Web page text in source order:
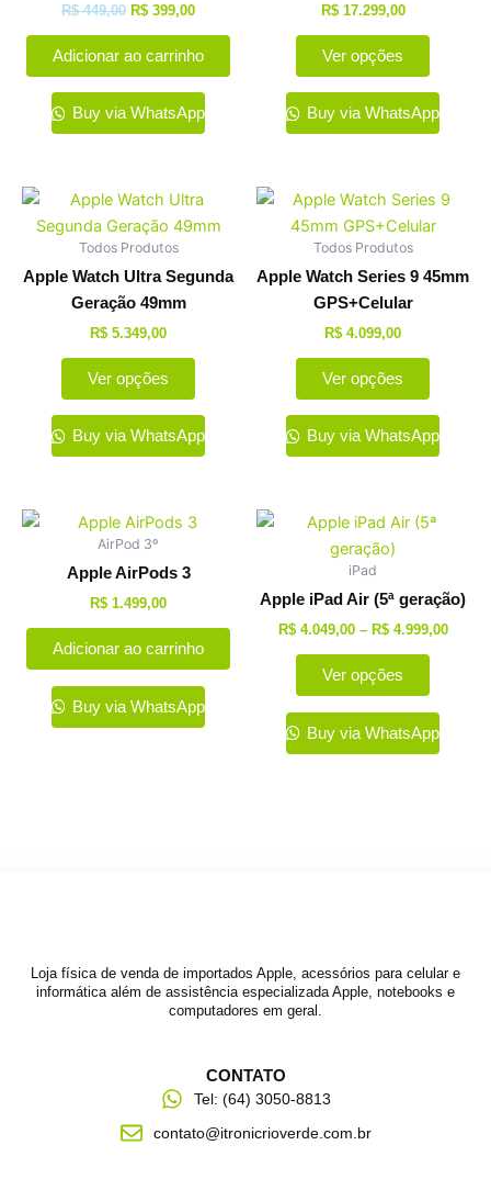
R$449,00 R$ 399,00
Adicionar ao carrinho
Buy via WhatsApp
R$17.299,00
Ver opções
opções
na
do
Buy via WhatsApp
Todos Produtos
Apple Watch Ultra Segunda
Geração 49mm
R$ 5.349,00
Ver opções
Este
produto
várias
opções
escolhidas
na
do
Buy via WhatsApp
Todos Produtos
Apple Watch Series 9 45mm
GPS+Celular
R$ 4.099,00
Ver opções
Este
produto
várias
opções
na
do
Buy via WhatsApp
AirPod 3º
Apple AirPods 3
R$ 1.499,00
Adicionar ao carrinho
Buy via WhatsApp
iPad
Apple iPad Air (5ª geração)
R$4.049,00 – R$4.999,00
R$
Ver opções
Este
várias
As
ser
Buy via WhatsApp
Loja física de venda de importados Apple, acessórios para celular e
informática além de assistência especializada Apple, notebooks e
computadores em geral.
CONTATO
Tel: (64) 3050-8813
contato@itronicrioverde.com.br